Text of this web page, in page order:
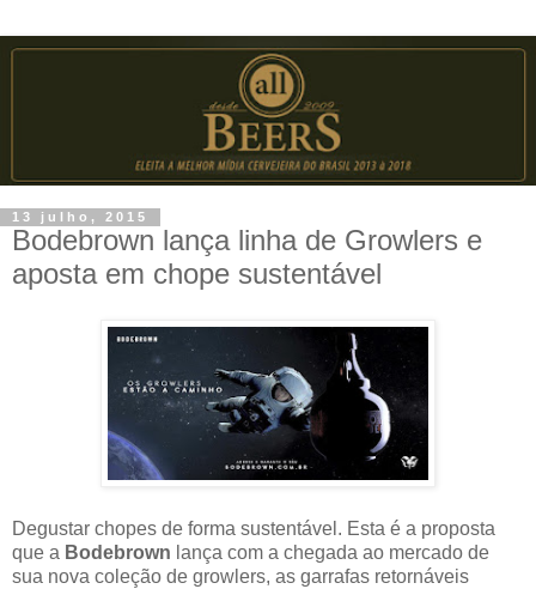
13 julho, 2015
Bodebrown lança linha de Growlers e
aposta em chope sustentável
Degustar chopes de forma sustentável. Esta é a proposta
que a Bodebrown lança com a chegada ao mercado de
sua nova coleção de growlers, as garrafas retornáveis